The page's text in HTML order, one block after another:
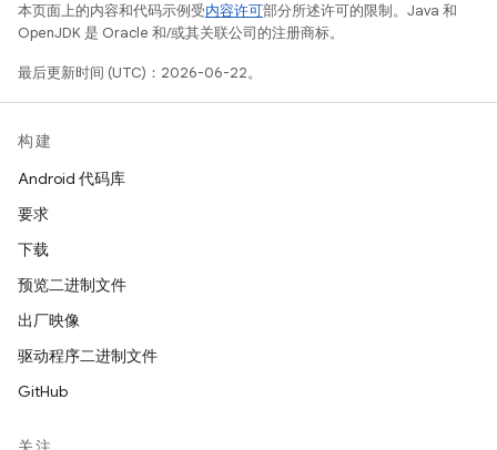
本页面上的内容和代码示例受内容许可部分所述许可的限制。Java 和
OpenJDK 是 Oracle 和/或其关联公司的注册商标。
最后更新时间 (UTC)：2026-06-22。
构建
Android 代码库
要求
下载
预览二进制文件
出厂映像
驱动程序二进制文件
GitHub